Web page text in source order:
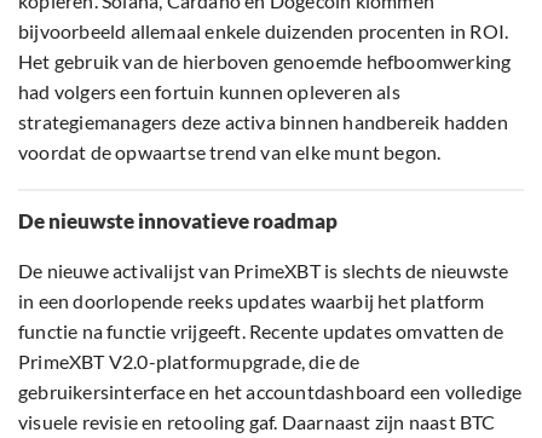
bijvoorbeeld allemaal enkele duizenden procenten in ROI.
Het gebruik van de hierboven genoemde hefboomwerking
had volgers een fortuin kunnen opleveren als
strategiemanagers deze activa binnen handbereik hadden
voordat de opwaartse trend van elke munt begon.
De nieuwste innovatieve roadmap
De nieuwe activalijst van PrimeXBT is slechts de nieuwste
in een doorlopende reeks updates waarbij het platform
functie na functie vrijgeeft. Recente updates omvatten de
PrimeXBT V2.0-platformupgrade, die de
gebruikersinterface en het accountdashboard een volledige
visuele revisie en retooling gaf. Daarnaast zijn naast BTC